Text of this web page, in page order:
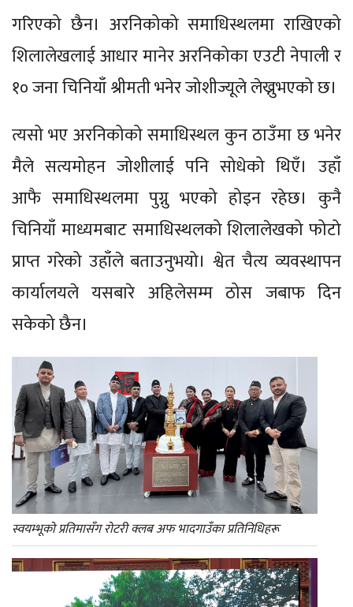
गरिएको छैन। अरनिकोको समाधिस्थलमा राखिएको
शिलालेखलाई आधार मानेर अरनिकोका एउटी नेपाली र
१० जना चिनियाँ श्रीमती भनेर जोशीज्यूले लेख्नुभएको छ।
त्यसो भए अरनिकोको समाधिस्थल कुन ठाउँमा छ भनेर
मैले सत्यमोहन जोशीलाई पनि सोधेको थिएँ। उहाँ
आफै समाधिस्थलमा पुग्नु भएको होइन रहेछ। कुनै
चिनियाँ माध्यमबाट समाधिस्थलको शिलालेखको फोटो
प्राप्त गरेको उहाँले बताउनुभयो। श्वेत चैत्य व्यवस्थापन
कार्यालयले यसबारे अहिलेसम्म ठोस जबाफ दिन
सकेको छैन।
स्वयम्भूको प्रतिमासँग रोटरी क्लब अफ भादगाउँका प्रतिनिधिहरू